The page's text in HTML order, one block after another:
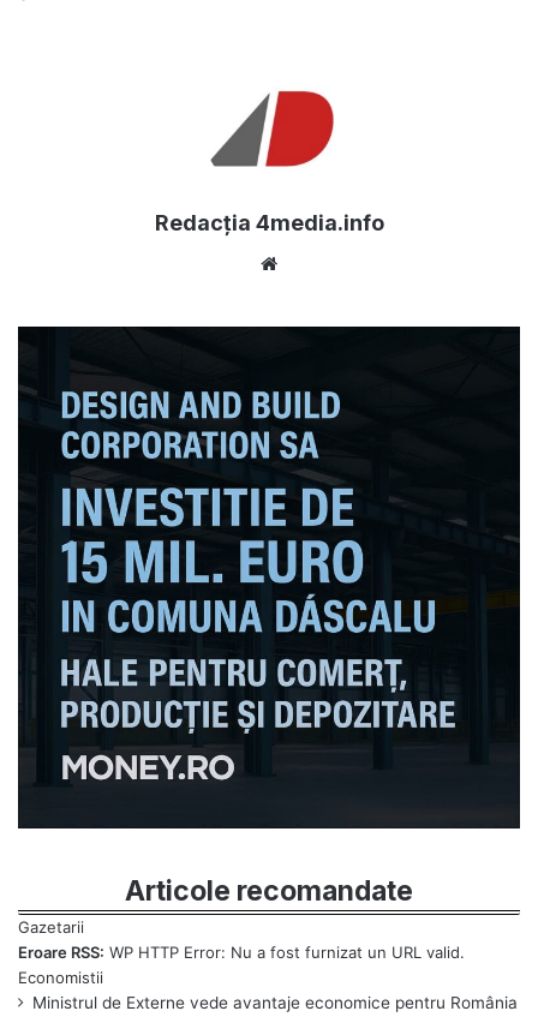
Redacția 4media.info
Articole recomandate
Eroare RSS: WP HTTP Error: Nu a fost furnizat un URL valid.
Ministrul de Externe vede avantaje economice pentru România